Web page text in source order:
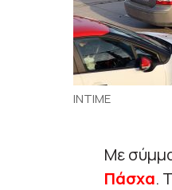
ΙΝΤΙΜΕ
Με
Πάσχα.